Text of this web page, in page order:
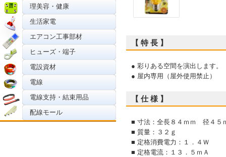
理美容・健康
生活家電
エアコン工事部材
ヒューズ・端子
電設資材
電線
電線支持・結束用品
配線モール
【 特 長 】
● 彩りある空間を演出します。
● 屋内専用（屋外使用禁止）
【 仕 様 】
■ 寸法：全長８４ｍｍ 径４５
■ 質量：３２ｇ
■ 定格消費電力：１．４Ｗ
■ 定格電流：１３．５ｍＡ